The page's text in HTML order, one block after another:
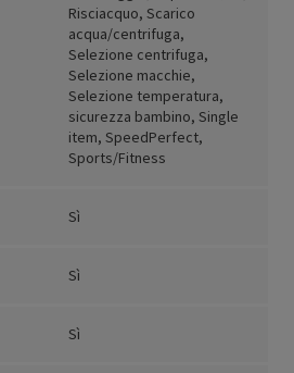
Risciacquo, Scarico
acqua/centrifuga,
Selezione centrifuga,
Selezione macchie,
Selezione temperatura,
sicurezza bambino, Single
item, SpeedPerfect,
Sports/Fitness
Sì
Sì
Sì